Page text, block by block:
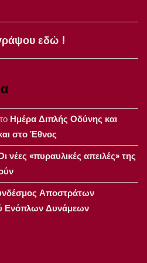
εδώ !
Ημέρα Διπλής Οδύνης και
στο Έθνος
νέες «πυραυλικές απειλές» της
Αποστράτων
Ενόπλων Δυνάμεων